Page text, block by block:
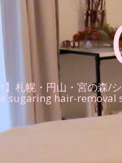
】札幌・円山・宮の森/
sugaring hair-removal